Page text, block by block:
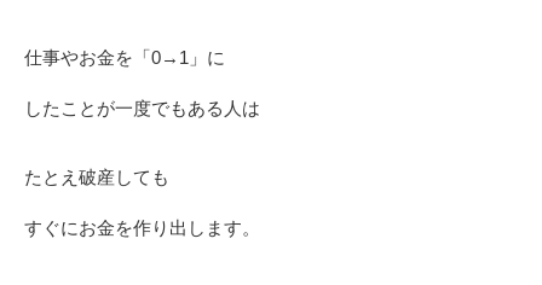
仕事やお金を「0→1」に
したことが一度でもある人は
たとえ破産しても
すぐにお金を作り出します。